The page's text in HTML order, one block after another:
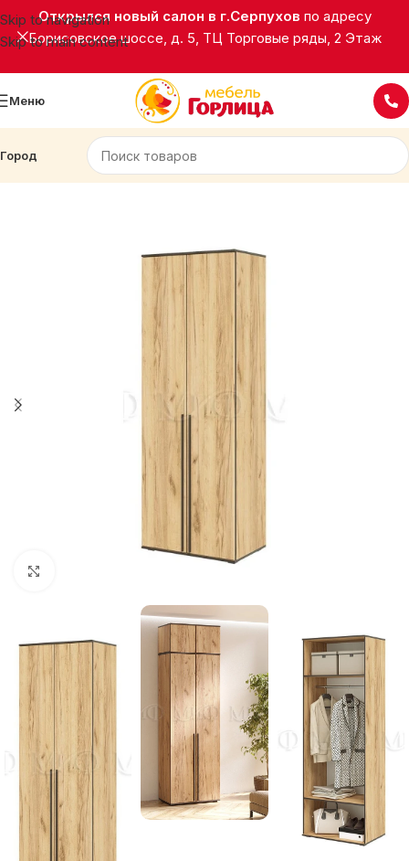
Skip to navigation
Skip to main content
Открылся новый салон в г.Серпухов по адресу
Борисовское шоссе, д. 5, ТЦ Торговые ряды, 2 Этаж
Меню
Город
Корпусная мебель Шкафы распашные